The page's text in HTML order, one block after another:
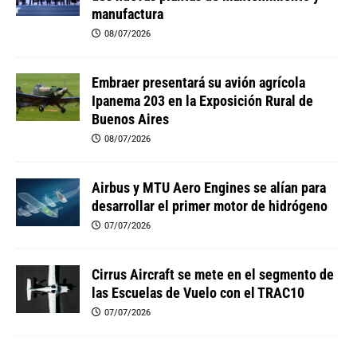
manufactura
08/07/2026
Embraer presentará su avión agrícola
Ipanema 203 en la Exposición Rural de
Buenos Aires
08/07/2026
Airbus y MTU Aero Engines se alían para
desarrollar el primer motor de hidrógeno
07/07/2026
Cirrus Aircraft se mete en el segmento de
las Escuelas de Vuelo con el TRAC10
07/07/2026